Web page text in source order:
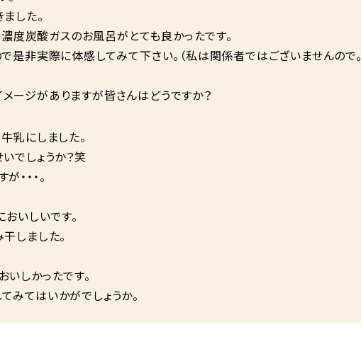
した。
度炭酸ガスのお風呂がとても良かったです。
是非実際に体感してみて下さい。（私は関係者ではございませんので。
ージがありますが皆さんはどうですか？
乳にしました。
でしょうか？笑
・・。
いしいです。
しました。
しかったです。
てはいかがでしょうか。